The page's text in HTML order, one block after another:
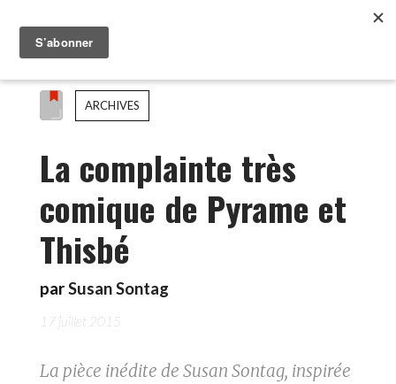
ARCHIVES
La complainte très
comique de Pyrame et
Thisbé
parSusan Sontag
17 juillet 2015
La pièce inédite de Susan Sontag, inspirée